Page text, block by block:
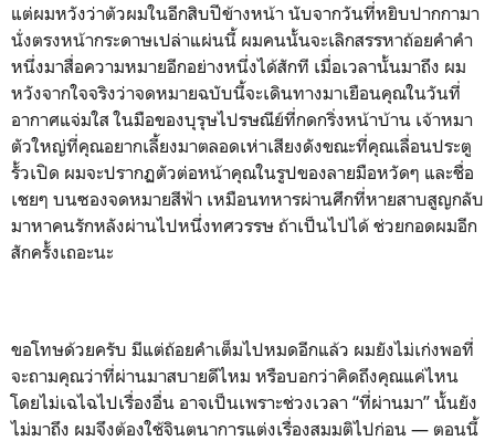
แต่ผมหวังว่าตัวผมในอีกสิบปีข้างหน้า นับจากวันที่หยิบปากกามา
นั่งตรงหน้ากระดาษเปล่าแผ่นนี้ ผมคนนั้นจะเลิกสรรหาถ้อยคำคำ
หนึ่งมาสื่อความหมายอีกอย่างหนึ่งได้สักที เมื่อเวลานั้นมาถึง ผม
หวังจากใจจริงว่าจดหมายฉบับนี้จะเดินทางมาเยือนคุณในวันที่
อากาศแจ่มใส ในมือของบุรุษไปรษณีย์ที่กดกริ่งหน้าบ้าน เจ้าหมา
ตัวใหญ่ที่คุณอยากเลี้ยงมาตลอดเห่าเสียงดังขณะที่คุณเลื่อนประตู
รั้วเปิด ผมจะปรากฏตัวต่อหน้าคุณในรูปของลายมือหวัดๆ และชื่อ
เชยๆ บนซองจดหมายสีฟ้า เหมือนทหารผ่านศึกที่หายสาบสูญกลับ
มาหาคนรักหลังผ่านไปหนึ่งทศวรรษ ถ้าเป็นไปได้ ช่วยกอดผมอีก
สักครั้งเถอะนะ
ขอโทษด้วยครับ มีแต่ถ้อยคำเต็มไปหมดอีกแล้ว ผมยังไม่เก่งพอที่
จะถามคุณว่าที่ผ่านมาสบายดีไหม หรือบอกว่าคิดถึงคุณแค่ไหน
โดยไม่เฉไฉไปเรื่องอื่น อาจเป็นเพราะช่วงเวลา “ที่ผ่านมา” นั้นยัง
ไม่มาถึง ผมจึงต้องใช้จินตนาการแต่งเรื่องสมมติไปก่อน — ตอนนี้